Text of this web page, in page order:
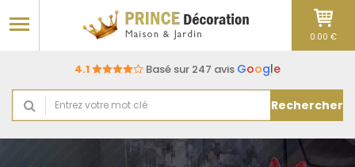
4.1 Basé sur 247 avis Google
Rechercher
0.00 €